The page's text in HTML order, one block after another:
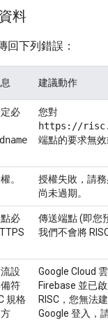
料
回下列錯誤：
建議動作
必
您對
https://
端點的要求無
。 授權失敗，請
尚未過期。
必
傳送端點 (即您
我們不會將
設
符
規格
Google Cloud
Firebase 並已
RISC，您無法
Google 登入，